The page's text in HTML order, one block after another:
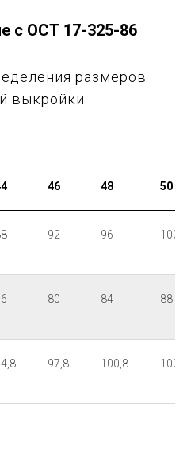
с ОСТ 17-325-86
размеров
выкройки
46 48 50
92 96 100
80 84 88
97,8 100,8 103,8